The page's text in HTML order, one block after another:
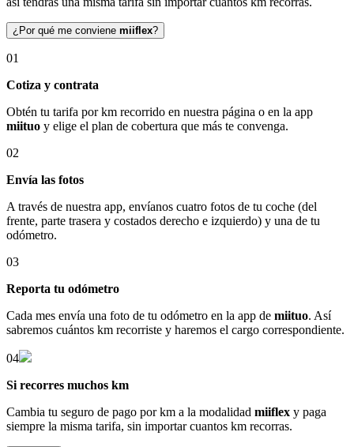
¿Por qué me conviene miiflex?
01
Cotiza y contrata
Obtén tu tarifa por km recorrido en nuestra página o en la app
miituo y elige el plan de cobertura que más te convenga.
02
Envía las fotos
A través de nuestra app, envíanos cuatro fotos de tu coche (del
frente, parte trasera y costados derecho e izquierdo) y una de tu
odómetro.
03
Reporta tu odómetro
Cada mes envía una foto de tu odómetro en la app de miituo. Así
sabremos cuántos km recorriste y haremos el cargo correspondiente.
04
Si recorres muchos km
Cambia tu seguro de pago por km a la modalidad miiflex y paga
siempre la misma tarifa, sin importar cuantos km recorras.